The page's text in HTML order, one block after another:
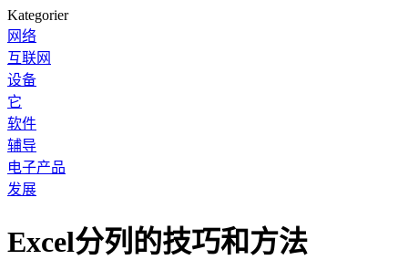
Kategorier
网络
互联网
设备
它
软件
辅导
电子产品
发展
Excel分列的技巧和方法